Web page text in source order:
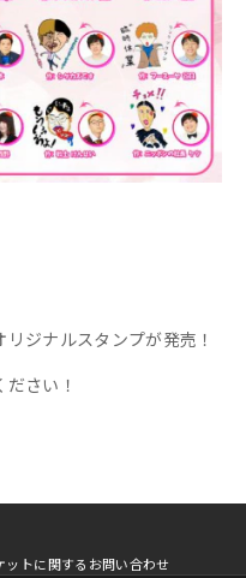
ジナルスタンプが発売！
さい！
ットに関するお問い合わせ